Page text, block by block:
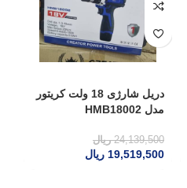
دریل شارژی 18 ولت کریتور
مدل HMB18002
24,139,500 ریال
19,519,500 ریال